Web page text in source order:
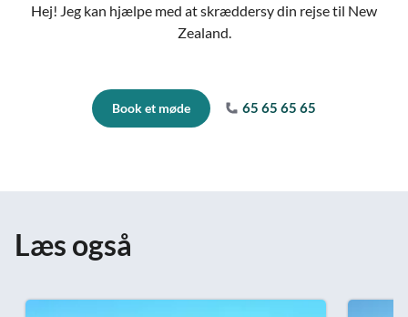
Hej! Jeg kan hjælpe med at skræddersy din rejse til New
Zealand.
Book et møde 65 65 65 65
Læs også